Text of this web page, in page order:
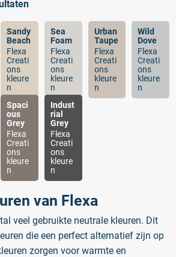
Sandy
Beach
Flexa
Creati
ons
kleure
n
Sea
Foam
Flexa
Creati
ons
kleure
n
Urban
Taupe
Flexa
Creati
ons
kleure
n
Wild
Dove
Flexa
Creati
ons
kleure
n
Spaci
ous
Grey
Flexa
Creati
ons
kleure
n
Indust
rial
Grey
Flexa
Creati
ons
kleure
n
van Flexa
veel gebruikte neutrale kleuren. Dit
die een perfect alternatief zijn op
zorgen voor warmte en